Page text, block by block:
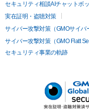
セキュリティ相談AIチャットボ
実在証明・盗聴対策
サイバー攻撃対策（GMOサイバ
サイバー攻撃対策（GMO Flatt
セキュリティ事業の軌跡